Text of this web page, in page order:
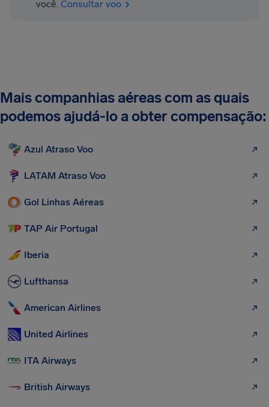
você. Consultar voo
Mais companhias aéreas com as quais
podemos ajudá-lo a obter compensação:
Azul Atraso Voo
LATAM Atraso Voo
Gol Linhas Aéreas
TAP Air Portugal
Iberia
Lufthansa
American Airlines
United Airlines
ITA Airways
British Airways